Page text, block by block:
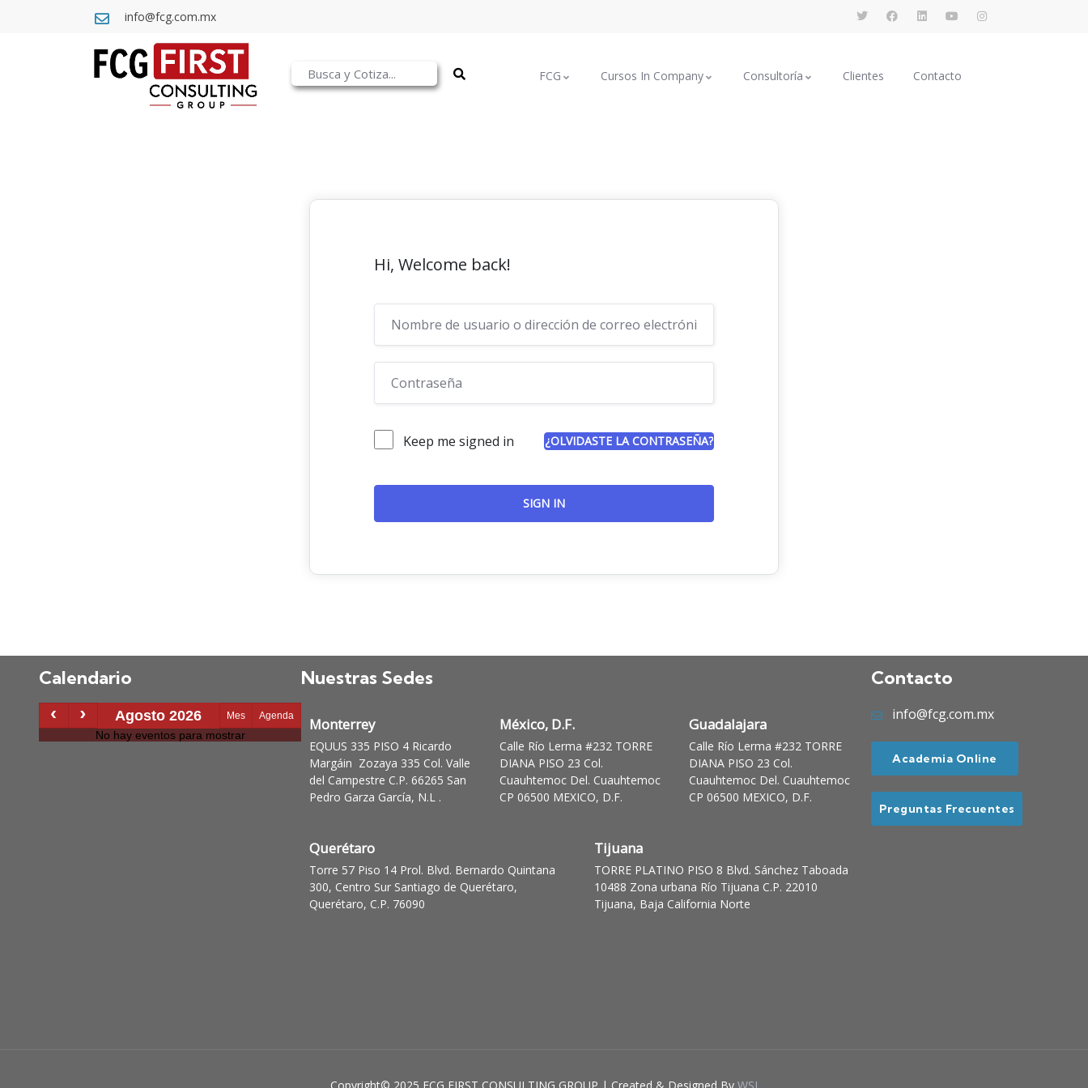
info@fcg.com.mx
FCG Cursos In Company Consultoría Clientes Contacto
Hi, Welcome back!
Keep me signed in ¿OLVIDASTE LA CONTRASEÑA?
SIGN IN
Calendario Nuestras Sedes
Monterrey
EQUUS 335 PISO 4 Ricardo
Margáin Zozaya 335 Col. Valle
del Campestre C.P. 66265 San
Pedro Garza García, N.L .
México, D.F.
Calle Río Lerma #232 TORRE
DIANA PISO 23 Col.
Cuauhtemoc Del. Cuauhtemoc
CP 06500 MEXICO, D.F.
Guadalajara
Calle Río Lerma #232 TORRE
DIANA PISO 23 Col.
Cuauhtemoc Del. Cuauhtemoc
CP 06500 MEXICO, D.F.
Querétaro
Torre 57 Piso 14 Prol. Blvd. Bernardo Quintana
300, Centro Sur Santiago de Querétaro,
Querétaro, C.P. 76090
Tijuana
TORRE PLATINO PISO 8 Blvd. Sánchez Taboada
10488 Zona urbana Río Tijuana C.P. 22010
Tijuana, Baja California Norte
Contacto
info@fcg.com.mx
Academia Online
Preguntas Frecuentes